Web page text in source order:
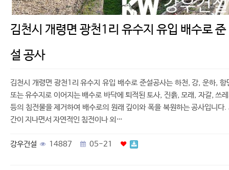
김천시 개령면 광천1리 유수지 유입 배수로 준
설 공사
김천시 개령면 광천1리 유수지 유입 배수로 준설공사는 하천, 강, 운하, 항
또는 유수지로 이어지는 배수로 바닥에 퇴적된 토사, 진흙, 모래, 자갈, 쓰
등의 침전물을 제거하여 배수로의 원래 깊이와 폭을 복원하는 공사입니다.
간이 지나면서 자연적인 침전이나 외…
강우건설 14887 05-21